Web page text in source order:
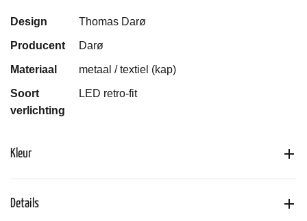
Design Thomas Darø
Producent Darø
Materiaal metaal / textiel (kap)
Soort
verlichting
LED retro-fit
Kleur
Details